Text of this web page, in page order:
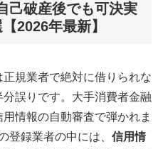
己破産後でも可決実
2026年最新】
正規業者で絶対に借りられな
誤りです。大手消費者金融
情報の自動審査で弾かれま
登録業者の中には、 信用情